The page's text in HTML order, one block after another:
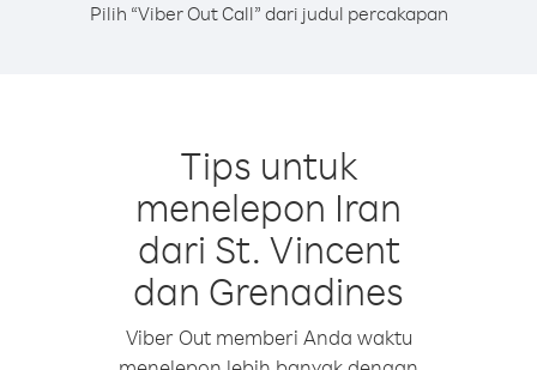
Pilih “Viber Out Call” dari judul percakapan
Tips untuk
menelepon Iran
dari St. Vincent
dan Grenadines
Viber Out memberi Anda waktu